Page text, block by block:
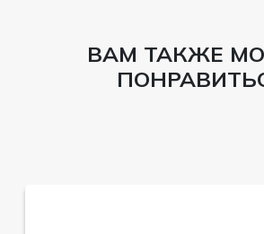
ВАМ ТАКЖЕ